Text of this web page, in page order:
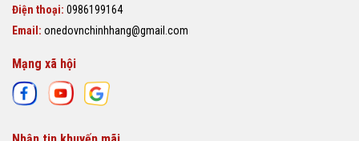
Điện thoại: 0986199164
Email: onedovnchinhhang@gmail.com
Mạng xã hội